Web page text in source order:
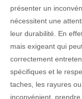
présenter un
nécessitent une
leur durabilité. En
mais exigeant qui
correctement
spécifiques et le
taches, les rayures
inconvénient,